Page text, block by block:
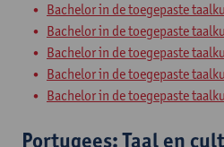
Bachelor in de toegepaste
Bachelor in de toegepaste
Bachelor in de toegepaste
Bachelor in de toegepaste
Bachelor in de toegepaste
Portugees: Taal en